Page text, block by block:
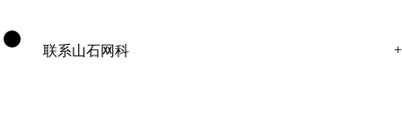
联系山石网科